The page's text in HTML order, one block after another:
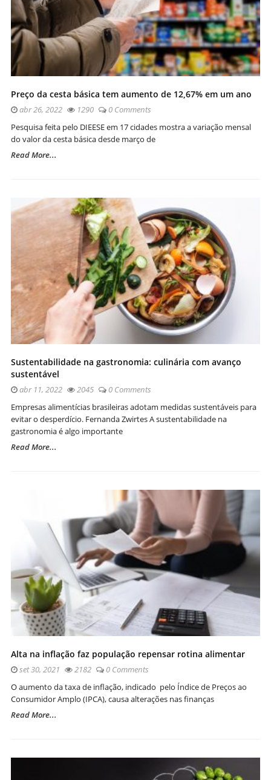
Preço da cesta básica tem aumento de 12,67% em um ano
abr 26, 2022 1290
0 Comments
Pesquisa feita pelo DIEESE em 17 cidades mostra a variação mensal
do valor da cesta básica desde março de
Read More...
Sustentabilidade na gastronomia: culinária com avanço
sustentável
abr 11, 2022 2045
0 Comments
Empresas alimentícias brasileiras adotam medidas sustentáveis para
evitar o desperdício. Fernanda Zwirtes A sustentabilidade na
gastronomia é algo importante
Read More...
Alta na inflação faz população repensar rotina alimentar
set 30, 2021 2182
0 Comments
O aumento da taxa de inflação, indicado pelo Índice de Preços ao
Consumidor Amplo (IPCA), causa alterações nas finanças
Read More...